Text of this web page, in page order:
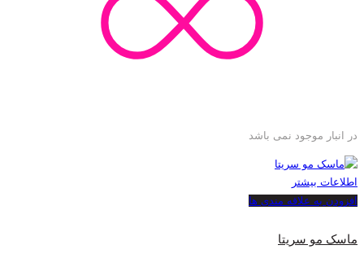
در انبار موجود نمی باشد
اطلاعات بیشتر
افزودن به علاقه مندی ها
ماسک مو سریتا